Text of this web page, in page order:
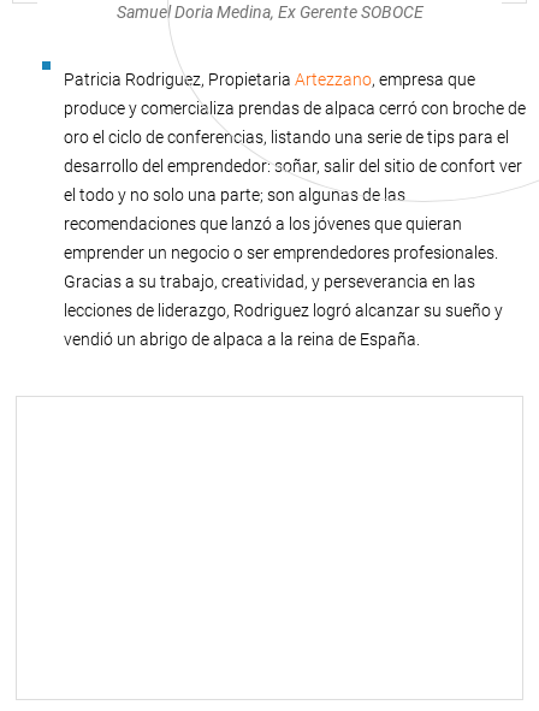
Samuel Doria Medina, Ex Gerente SOBOCE
Patricia Rodriguez, Propietaria Artezzano, empresa que
produce y comercializa prendas de alpaca cerró con broche de
oro el ciclo de conferencias, listando una serie de tips para el
desarrollo del emprendedor: soñar, salir del sitio de confort ver
el todo y no solo una parte; son algunas de las
recomendaciones que lanzó a los jóvenes que quieran
emprender un negocio o ser emprendedores profesionales.
Gracias a su trabajo, creatividad, y perseverancia en las
lecciones de liderazgo, Rodriguez logró alcanzar su sueño y
vendió un abrigo de alpaca a la reina de España.